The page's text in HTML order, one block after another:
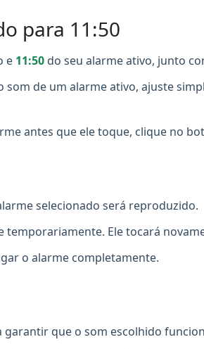
para 11:50
e 11:50 do seu alarme ativo, junto
de um alarme ativo, ajuste
antes que ele toque, clique no
selecionado será reproduzido.
temporariamente. Ele tocará
o alarme completamente.
que o som escolhido